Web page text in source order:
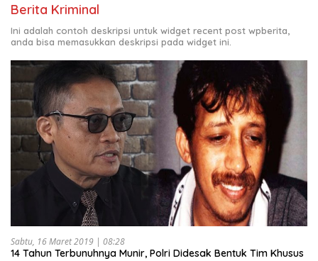
Berita Kriminal
Ini adalah contoh deskripsi untuk widget recent post wpberita,
anda bisa memasukkan deskripsi pada widget ini.
Sabtu, 16 Maret 2019 | 08:28
14 Tahun Terbunuhnya Munir, Polri Didesak Bentuk Tim Khusus